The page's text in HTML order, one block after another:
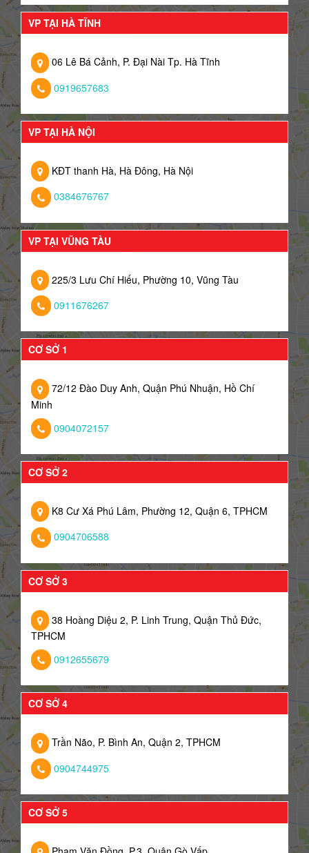
VP TẠI HÀ TĨNH
06 Lê Bá Cảnh, P. Đại Nài Tp. Hà Tĩnh
0919657683
VP TẠI HÀ NỘI
KĐT thanh Hà, Hà Đông, Hà Nội
0384676767
VP TẠI VŨNG TÀU
225/3 Lưu Chí Hiếu, Phường 10, Vũng Tàu
0911676267
CƠ SỞ 1
72/12 Đào Duy Anh, Quận Phú Nhuận, Hồ Chí
Minh
0904072157
CƠ SỞ 2
K8 Cư Xá Phú Lâm, Phường 12, Quận 6, TPHCM
0904706588
CƠ SỞ 3
38 Hoàng Diệu 2, P. Linh Trung, Quận Thủ Đức,
TPHCM
0912655679
CƠ SỞ 4
Trần Não, P. Bình An, Quận 2, TPHCM
0904744975
CƠ SỞ 5